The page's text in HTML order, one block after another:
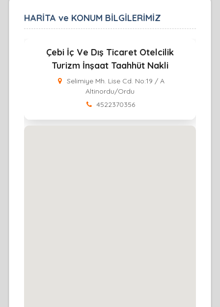
HARİTA ve KONUM BİLGİLERİMİZ
Çebi İç Ve Dış Ticaret Otelcilik
Turizm İnşaat Taahhüt Nakli
Selimiye Mh. Lise Cd. No:19 / A
Altinordu/Ordu
4522370356